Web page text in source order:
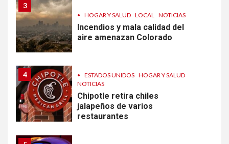
3
• HOGAR Y SALUD LOCAL NOTICIAS
Incendios y mala calidad del
aire amenazan Colorado
4 • ESTADOS UNIDOS HOGAR Y SALUD
NOTICIAS
Chipotle retira chiles
jalapeños de varios
restaurantes